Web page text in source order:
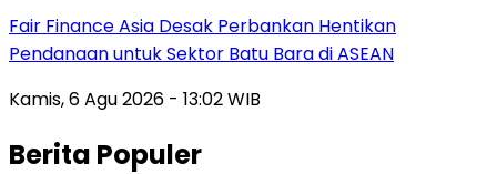
Fair Finance Asia Desak Perbankan Hentikan
Pendanaan untuk Sektor Batu Bara di ASEAN
Kamis, 6 Agu 2026 - 13:02 WIB
Berita Populer